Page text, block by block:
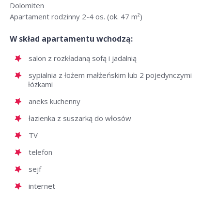
Dolomiten
Apartament rodzinny 2-4 os. (ok. 47 m²)
W skład apartamentu wchodzą:
salon z rozkładaną sofą i jadalnią
sypialnia z łożem małżeńskim lub 2 pojedynczymi
łóżkami
aneks kuchenny
łazienka z suszarką do włosów
TV
telefon
sejf
internet